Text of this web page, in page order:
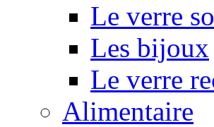
Le verre
Les bijoux
Le verre
Alimentaire